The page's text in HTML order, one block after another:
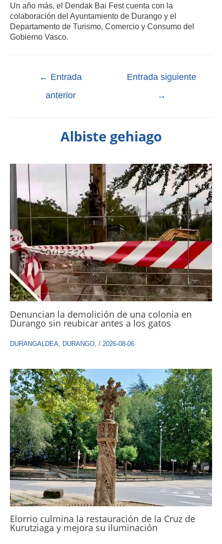
Un año más, el Dendak Bai Fest cuenta con la
colaboración del Ayuntamiento de Durango y el
Departamento de Turismo, Comercio y Consumo del
Gobierno Vasco.
← Entrada
anterior
Entrada siguiente
→
Albiste gehiago
Denuncian la demolición de una colonia en
Durango sin reubicar antes a los gatos
DURANGALDEA, DURANGO, / 2026-08-06
Elorrio culmina la restauración de la Cruz de
Kurutziaga y mejora su iluminación